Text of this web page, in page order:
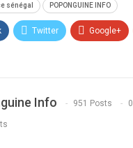
sénégal POPONGUINE INFO
Twitter Google+
Info 951 Posts 0